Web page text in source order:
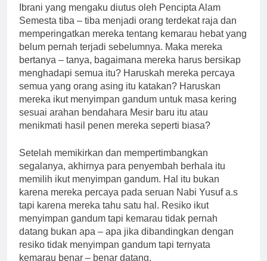
Ibrani yang mengaku diutus oleh Pencipta Alam
Semesta tiba – tiba menjadi orang terdekat raja dan
memperingatkan mereka tentang kemarau hebat yang
belum pernah terjadi sebelumnya. Maka mereka
bertanya – tanya, bagaimana mereka harus bersikap
menghadapi semua itu? Haruskah mereka percaya
semua yang orang asing itu katakan? Haruskan
mereka ikut menyimpan gandum untuk masa kering
sesuai arahan bendahara Mesir baru itu atau
menikmati hasil penen mereka seperti biasa?
Setelah memikirkan dan mempertimbangkan
segalanya, akhirnya para penyembah berhala itu
memilih ikut menyimpan gandum. Hal itu bukan
karena mereka percaya pada seruan Nabi Yusuf a.s
tapi karena mereka tahu satu hal. Resiko ikut
menyimpan gandum tapi kemarau tidak pernah
datang bukan apa – apa jika dibandingkan dengan
resiko tidak menyimpan gandum tapi ternyata
kemarau benar – benar datang.